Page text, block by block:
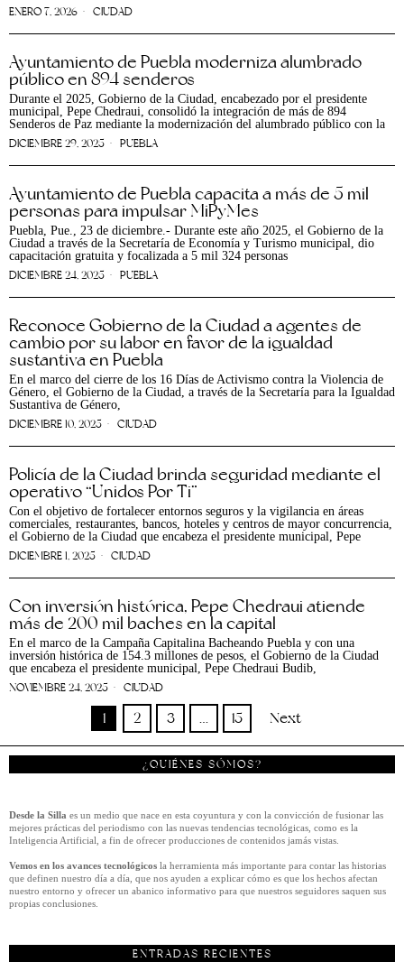
ENERO 7, 2026 CIUDAD
Ayuntamiento de Puebla moderniza alumbrado
público en 894 senderos
Durante el 2025, Gobierno de la Ciudad, encabezado por el presidente
municipal, Pepe Chedraui, consolidó la integración de más de 894
Senderos de Paz mediante la modernización del alumbrado público con la
DICIEMBRE 29, 2025 PUEBLA
Ayuntamiento de Puebla capacita a más de 5 mil
personas para impulsar MiPyMes
Puebla, Pue., 23 de diciembre.- Durante este año 2025, el Gobierno de la
Ciudad a través de la Secretaría de Economía y Turismo municipal, dio
capacitación gratuita y focalizada a 5 mil 324 personas
DICIEMBRE 24, 2025 PUEBLA
Reconoce Gobierno de la Ciudad a agentes de
cambio por su labor en favor de la igualdad
sustantiva en Puebla
En el marco del cierre de los 16 Días de Activismo contra la Violencia de
Género, el Gobierno de la Ciudad, a través de la Secretaría para la Igualdad
Sustantiva de Género,
DICIEMBRE 10, 2025 CIUDAD
Policía de la Ciudad brinda seguridad mediante el
operativo “Unidos Por Ti”
Con el objetivo de fortalecer entornos seguros y la vigilancia en áreas
comerciales, restaurantes, bancos, hoteles y centros de mayor concurrencia,
el Gobierno de la Ciudad que encabeza el presidente municipal, Pepe
DICIEMBRE 1, 2025 CIUDAD
Con inversión histórica, Pepe Chedraui atiende
más de 200 mil baches en la capital
En el marco de la Campaña Capitalina Bacheando Puebla y con una
inversión histórica de 154.3 millones de pesos, el Gobierno de la Ciudad
que encabeza el presidente municipal, Pepe Chedraui Budib,
NOVIEMBRE 24, 2025 CIUDAD
1 2 3 … 15 Next
¿QUIÉNES SÓMOS?
Desde la Silla es un medio que nace en esta coyuntura y con la convicción de fusionar las
mejores prácticas del periodismo con las nuevas tendencias tecnológicas, como es la
Inteligencia Artificial, a fin de ofrecer producciones de contenidos jamás vistas.
Vemos en los avances tecnológicos la herramienta más importante para contar las historias
que definen nuestro día a día, que nos ayuden a explicar cómo es que los hechos afectan
nuestro entorno y ofrecer un abanico informativo para que nuestros seguidores saquen sus
propias conclusiones.
ENTRADAS RECIENTES